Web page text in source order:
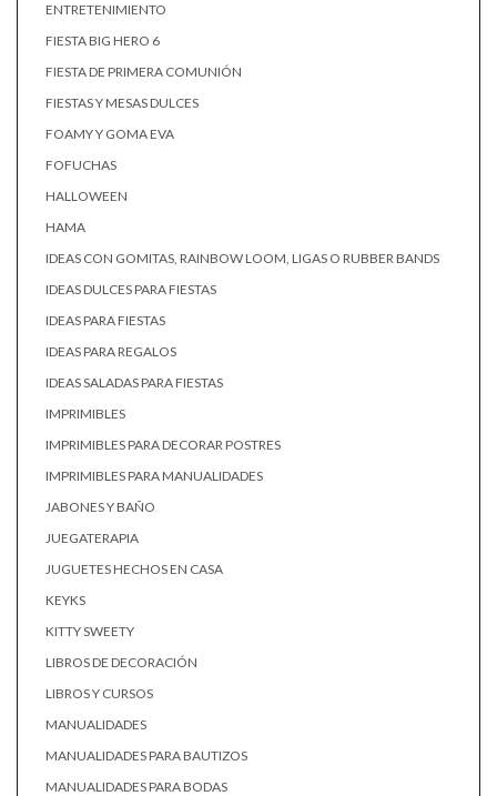
ENTRETENIMIENTO
FIESTA BIG HERO 6
FIESTA DE PRIMERA COMUNIÓN
FIESTAS Y MESAS DULCES
FOAMY Y GOMA EVA
FOFUCHAS
HALLOWEEN
HAMA
IDEAS CON GOMITAS, RAINBOW LOOM, LIGAS O RUBBER BANDS
IDEAS DULCES PARA FIESTAS
IDEAS PARA FIESTAS
IDEAS PARA REGALOS
IDEAS SALADAS PARA FIESTAS
IMPRIMIBLES
IMPRIMIBLES PARA DECORAR POSTRES
IMPRIMIBLES PARA MANUALIDADES
JABONES Y BAÑO
JUEGATERAPIA
JUGUETES HECHOS EN CASA
KEYKS
KITTY SWEETY
LIBROS DE DECORACIÓN
LIBROS Y CURSOS
MANUALIDADES
MANUALIDADES PARA BAUTIZOS
MANUALIDADES PARA BODAS